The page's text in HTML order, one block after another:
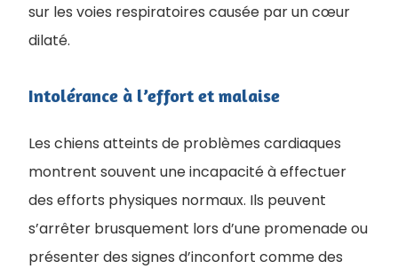
sur les voies respiratoires causée par un cœur
dilaté.
Intolérance à l’effort et malaise
Les chiens atteints de problèmes cardiaques
montrent souvent une incapacité à effectuer
des efforts physiques normaux. Ils peuvent
s’arrêter brusquement lors d’une promenade ou
présenter des signes d’inconfort comme des